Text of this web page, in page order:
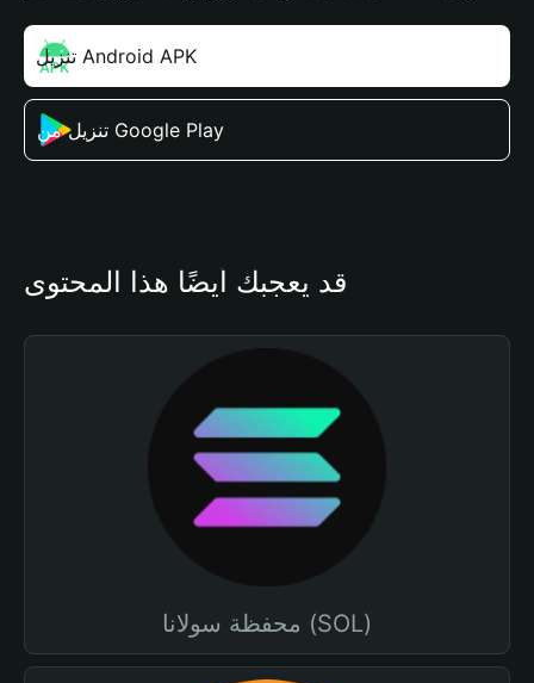
تنزيل Android APK
تنزيل من Google Play
قد يعجبك أيضًا هذا المحتوى
محفظة سولانا (SOL)